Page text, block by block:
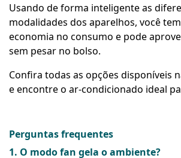
Usando de forma inteligente as
modalidades dos aparelhos, você
economia no consumo e pode
sem pesar no bolso.
Confira todas as opções disponíveis
e encontre o ar-condicionado ideal
Perguntas frequentes
1. O modo fan gela o ambiente?